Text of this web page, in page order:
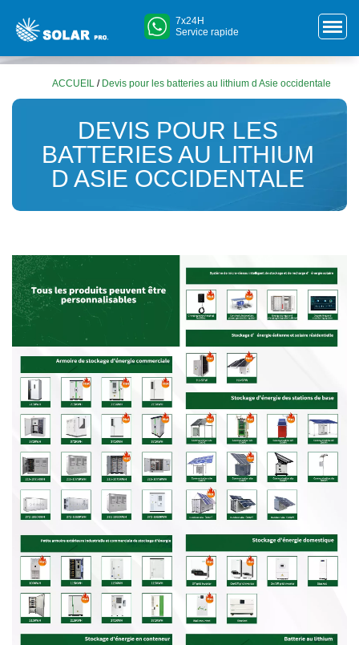
7x24H
Service rapide
ACCUEIL / Devis pour les batteries au lithium d Asie occidentale
DEVIS POUR LES
BATTERIES AU LITHIUM
D ASIE OCCIDENTALE